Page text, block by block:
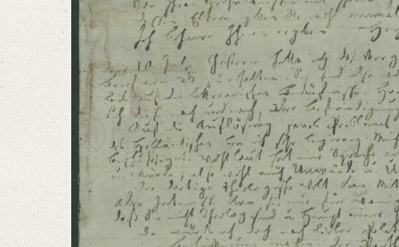
Bamberg, Claudia
Varwig, Olivia